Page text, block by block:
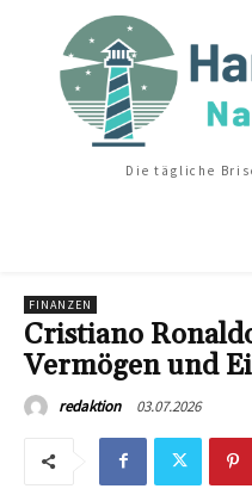
Die tägliche
FINANZEN
Cristiano
Vermögen und
redaktion 03.07.2026